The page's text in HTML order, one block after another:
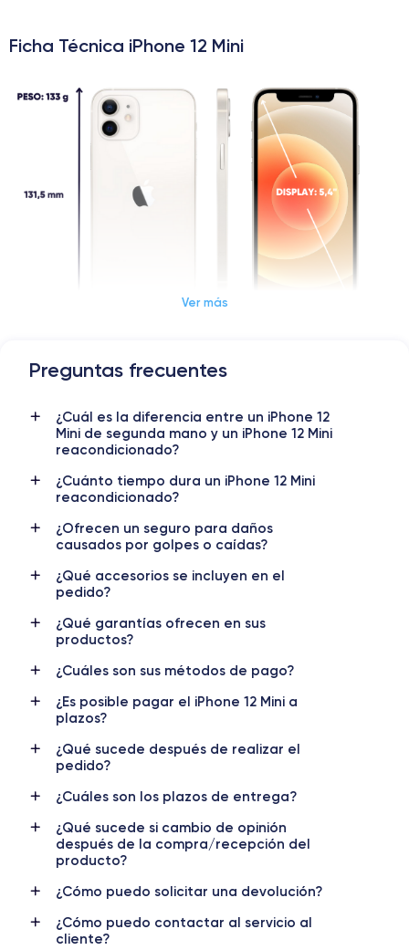
Ficha Técnica iPhone 12 Mini
Dimensiones y Peso iPhone 12 Mini
Lanzamiento
13/10/2020
Sist. operativo
iOS (iOS 26)
Dimensiones
131.5×64.2×7.4 mm
Peso
Pantalla
IPS LCD
Resol. pantalla
2340 x 1080 píxeles
Nombre CPU
Apple A14 Bionic 6
Nombre GPU
4 Core GPU
Frec. procesador
Cámara
Resolución vídeo
4K - 3840x2160px
Carga rápida
Si, mínimo 20W
3046 mAh SIM + eSIM
Red móvil
Ver más
Preguntas frecuentes
¿Cuál es la diferencia entre un iPhone 12
Mini de segunda mano y un iPhone 12 Mini
reacondicionado?
¿Cuánto tiempo dura un iPhone 12 Mini
reacondicionado?
¿Ofrecen un seguro para daños
causados por golpes o caídas?
¿Qué accesorios se incluyen en el
pedido?
¿Qué garantías ofrecen en sus
productos?
¿Cuáles son sus métodos de pago?
¿Es posible pagar el iPhone 12 Mini a
plazos?
¿Qué sucede después de realizar el
pedido?
¿Cuáles son los plazos de entrega?
¿Qué sucede si cambio de opinión
después de la compra/recepción del
producto?
¿Cómo puedo solicitar una devolución?
¿Cómo puedo contactar al servicio al
cliente?